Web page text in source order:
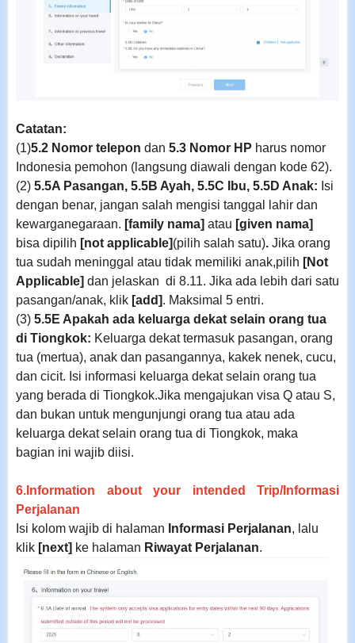
Catatan:
(1)5.2 Nomor telepon dan 5.3 Nomor HP harus nomor
Indonesia pemohon (langsung diawali dengan kode 62).
(2) 5.5A Pasangan, 5.5B Ayah, 5.5C Ibu, 5.5D Anak: Isi
dengan benar, jangan salah mengisi tanggal lahir dan
kewarganegaraan. [family nama] atau [given nama]
bisa dipilih [not applicable](pilih salah satu). Jika orang
tua sudah meninggal atau tidak memiliki anak,pilih [Not
Applicable] dan jelaskan di 8.11. Jika ada lebih dari satu
pasangan/anak, klik [add]. Maksimal 5 entri.
(3) 5.5E Apakah ada keluarga dekat selain orang tua
di Tiongkok: Keluarga dekat termasuk pasangan, orang
tua (mertua), anak dan pasangannya, kakek nenek, cucu,
dan cicit. Isi informasi keluarga dekat selain orang tua
yang berada di Tiongkok.Jika mengajukan visa Q atau S,
dan bukan untuk mengunjungi orang tua atau ada
keluarga dekat selain orang tua di Tiongkok, maka
bagian ini wajib diisi.
6.Information about your intended Trip/Informasi
Perjalanan
Isi kolom wajib di halaman Informasi Perjalanan, lalu
klik [next] ke halaman Riwayat Perjalanan.